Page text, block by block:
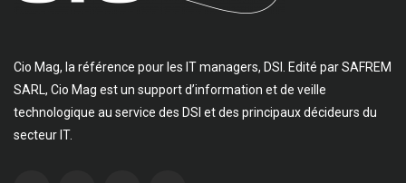
Cio Mag, la référence pour les IT managers, DSI. Edité par SAFREM
SARL, Cio Mag est un support d’information et de veille
technologique au service des DSI et des principaux décideurs du
secteur IT.